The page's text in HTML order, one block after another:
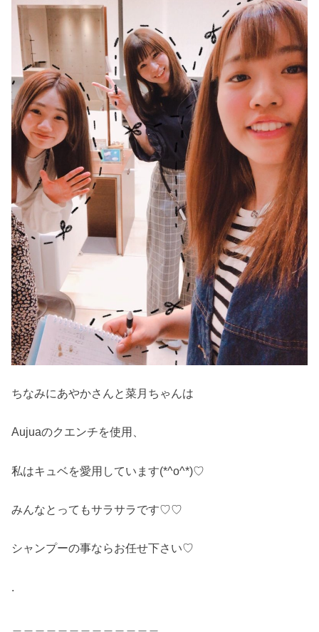
ちなみにあやかさんと菜月ちゃんは
Aujuaのクエンチを使用、
私はキュベを愛用しています(*^o^*)♡
みんなとってもサラサラです♡♡
シャンプーの事ならお任せ下さい♡
.